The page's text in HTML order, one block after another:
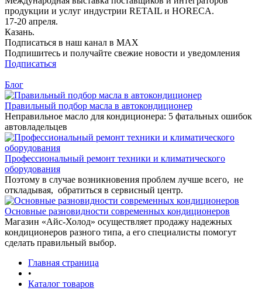
продукции и услуг индустрии RETAIL и HORECA.
17-20 апреля.
Казань.
Подписаться в наш канал в MAX
Подпишитесь и получайте свежие новости и уведомления
Подписаться
Блог
Правильный подбор масла в автокондиционер
Неправильное масло для кондиционера: 5 фатальных ошибок
автовладельцев
Профессиональный ремонт техники и климатического
оборудования
Поэтому в случае возникновения проблем лучше всего, не
откладывая, обратиться в сервисный центр.
Основные разновидности современных кондиционеров
Магазин «Айс-Холод» осуществляет продажу надежных
кондиционеров разного типа, а его специалисты помогут
сделать правильный выбор.
Главная страница
•
Каталог товаров